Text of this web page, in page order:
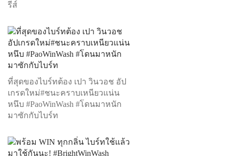
รีส์
ที่สุดของไบร์ทต้อง เปา วินวอช อัป
เกรดใหม่#ชนะคราบเหนียวแน่น
หนึบ #PaoWinWash #โดนมาหนัก
มาซักกับไบร์ท